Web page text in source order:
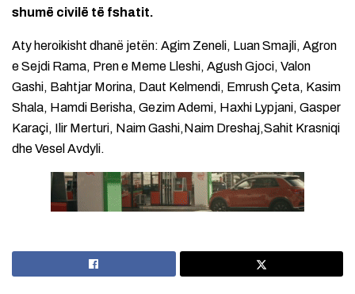
shumë civilë të fshatit.
Aty heroikisht dhanë jetën: Agim Zeneli, Luan Smajli, Agron
e Sejdi Rama, Pren e Meme Lleshi, Agush Gjoci, Valon
Gashi, Bahtjar Morina, Daut Kelmendi, Emrush Çeta, Kasim
Shala, Hamdi Berisha, Gezim Ademi, Haxhi Lypjani, Gasper
Karaçi, Ilir Merturi, Naim Gashi,Naim Dreshaj,Sahit Krasniqi
dhe Vesel Avdyli.